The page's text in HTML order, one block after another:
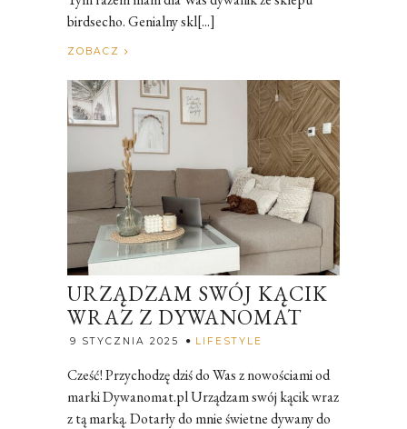
birdsecho. Genialny skl[...]
ZOBACZ
URZĄDZAM SWÓJ KĄCIK
WRAZ Z DYWANOMAT
9 STYCZNIA 2025 LIFESTYLE
Cześć! Przychodzę dziś do Was z nowościami od
marki Dywanomat.pl Urządzam swój kącik wraz
z tą marką. Dotarły do mnie świetne dywany do